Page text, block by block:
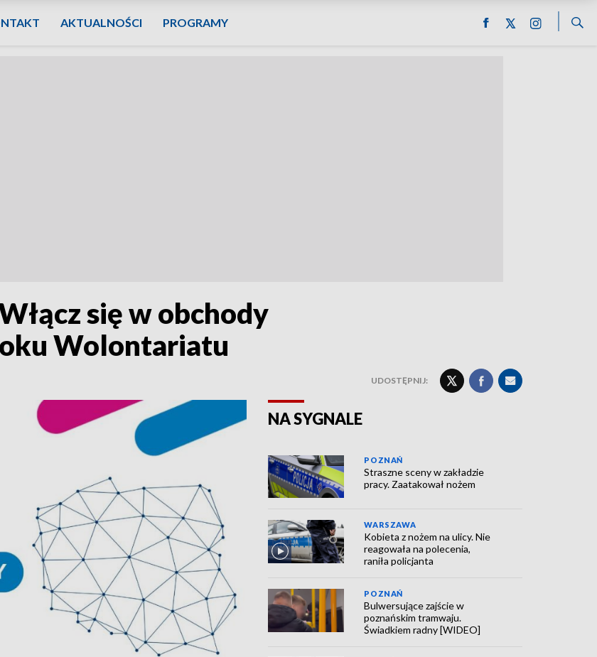
AKTUALNOŚCI PROGRAMY
się w obchody
Wolontariatu
UDOSTĘPNIJ:
NA SYGNALE
POZNAŃ
Straszne sceny w zakładzie
pracy. Zaatakował nożem
WARSZAWA
Kobieta z nożem na ulicy. Nie
reagowała na polecenia,
raniła policjanta
POZNAŃ
Bulwersujące zajście w
poznańskim tramwaju.
Świadkiem radny [WIDEO]